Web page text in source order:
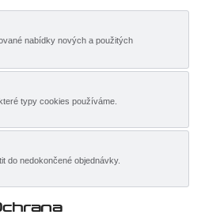
nabídky nových a použitých
typy cookies používáme.
do nedokončené objednávky.